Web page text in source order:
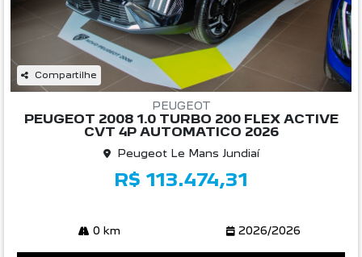
Compartilhe
PEUGEOT
PEUGEOT 2008 1.0 TURBO 200 FLEX ACTIVE
CVT 4P AUTOMATICO 2026
Peugeot Le Mans Jundiaí
R$ 113.474,31
0 km 2026/2026